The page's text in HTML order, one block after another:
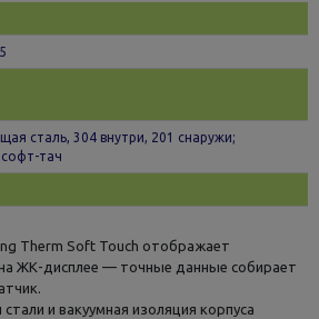
сталь, 304 внутри, 201 снаружи;
тач
Therm Soft Touch отображает
ЖК-дисплее — точные данные собирает
и вакуумная изоляция корпуса